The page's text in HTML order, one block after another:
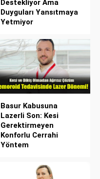
Destekliyor Ama
Duyguları Yansıtmaya
Yetmiyor
Basur Kabusuna
Lazerli Son: Kesi
Gerektirmeyen
Konforlu Cerrahi
Yöntem